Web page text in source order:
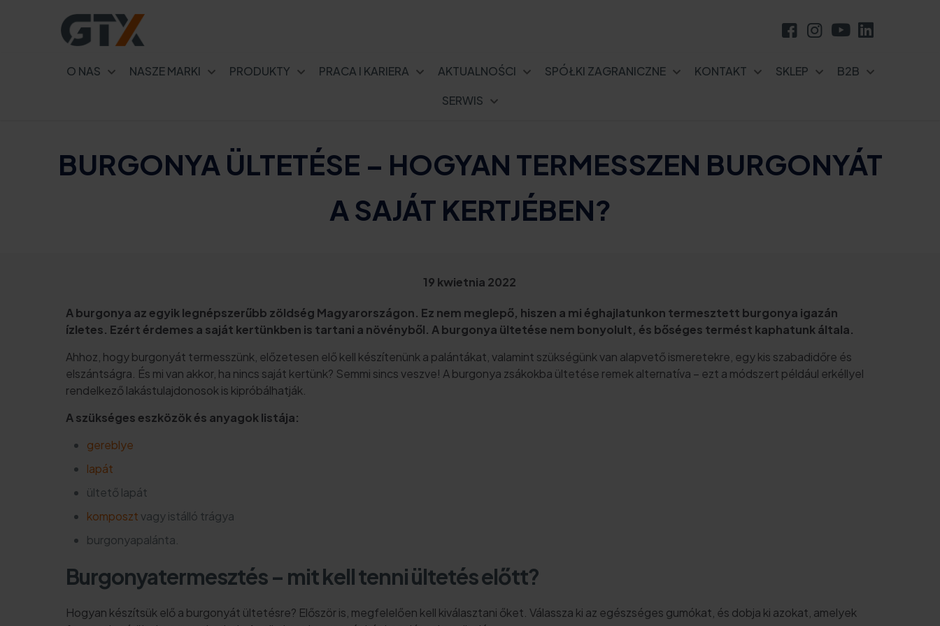
O NAS NASZE MARKI PRODUKTY PRACA I KARIERA AKTUALNOŚCI SPÓŁKI ZAGRANICZNE KONTAKT SKLEP
B2B
SERWIS
BURGONYA ÜLTETÉSE – HOGYAN TERMESSZEN BURGONYÁT
A SAJÁT KERTJÉBEN?
19 kwietnia 2022
A burgonya az egyik legnépszerűbb zöldség Magyarországon. Ez nem meglepő, hiszen a mi éghajlatunkon termesztett burgonya igazán
ízletes. Ezért érdemes a saját kertünkben is tartani a növényből. A burgonya ültetése nem bonyolult, és bőséges termést kaphatunk általa.
Ahhoz, hogy burgonyát termesszünk, előzetesen elő kell készítenünk a palántákat, valamint szükségünk van alapvető ismeretekre, egy kis szabadidőre és
elszántságra. És mi van akkor, ha nincs saját kertünk? Semmi sincs veszve! A burgonya zsákokba ültetése remek alternatíva – ezt a módszert például erkéllyel
rendelkező lakástulajdonosok is kipróbálhatják.
A szükséges eszközök és anyagok listája:
gereblye
lapát
ültető lapát
komposzt vagy istálló trágya
burgonyapalánta.
Burgonyatermesztés – mit kell tenni ültetés előtt?
Hogyan készítsük elő a burgonyát ültetésre? Először is, megfelelően kell kiválasztani őket. Válassza ki az egészséges gumókat, és dobja ki azokat, amelyek